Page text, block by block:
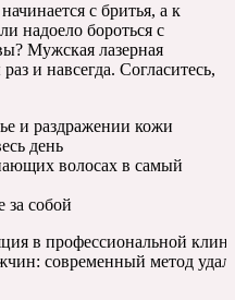
с бритья, а к
надоело бороться с
Мужская лазерная
и навсегда. Согласитесь,
и раздражении кожи
день
волосах в самый
за собой
современный метод